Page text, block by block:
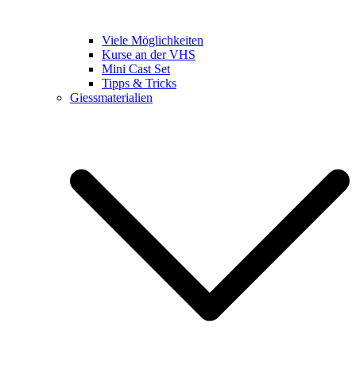
Viele Möglichkeiten
Kurse an der VHS
Mini Cast Set
Tipps & Tricks
Giessmaterialien